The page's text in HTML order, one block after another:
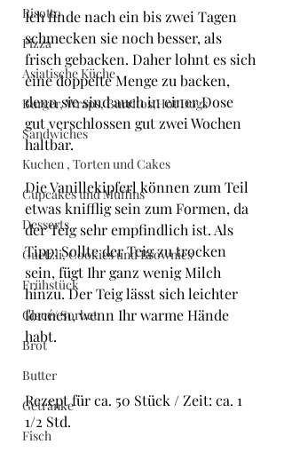
Risotto
Pizza
Asiatische Küche
Burger, Wraps, Burritos,Hot Dogs
Sandwiches
Kuchen , Torten und Cakes
Cupcakes und Muffins
Desserts
Guetzli, Cookies und Brownies
Frühstück
Glacé/ Sorbet
Brot
Butter
Getränke
Fisch
Ich finde nach ein bis zwei Tagen
schmecken sie noch besser, als
frisch gebacken. Daher lohnt es sich
eine doppelte Menge zu backen,
denn sie sind auch in einer Dose
gut verschlossen gut zwei Wochen
haltbar.
Die Vanillekipferl können zum Teil
etwas knifflig sein zum Formen, da
der Teig sehr empfindlich ist. Als
Tipp: Sollte der Teig zu trocken
sein, fügt Ihr ganz wenig Milch
hinzu. Der Teig lässt sich leichter
formen, wenn Ihr warme Hände
habt.
Rezept für ca. 50 Stück / Zeit: ca. 1
1/2 Std.